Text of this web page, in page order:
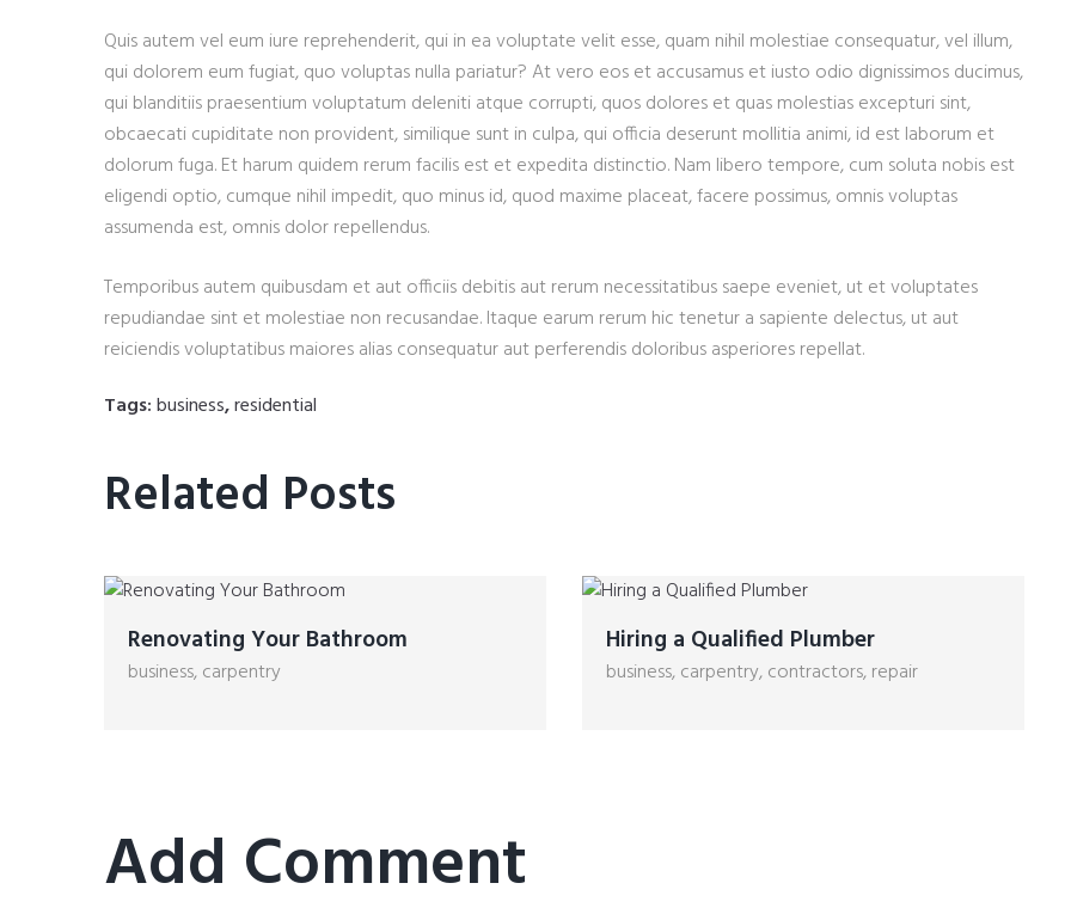
Quis autem vel eum iure reprehenderit, qui in ea voluptate velit esse, quam nihil molestiae consequatur, vel illum,
qui dolorem eum fugiat, quo voluptas nulla pariatur? At vero eos et accusamus et iusto odio dignissimos ducimus,
qui blanditiis praesentium voluptatum deleniti atque corrupti, quos dolores et quas molestias excepturi sint,
obcaecati cupiditate non provident, similique sunt in culpa, qui officia deserunt mollitia animi, id est laborum et
dolorum fuga. Et harum quidem rerum facilis est et expedita distinctio. Nam libero tempore, cum soluta nobis est
eligendi optio, cumque nihil impedit, quo minus id, quod maxime placeat, facere possimus, omnis voluptas
assumenda est, omnis dolor repellendus.
Temporibus autem quibusdam et aut officiis debitis aut rerum necessitatibus saepe eveniet, ut et voluptates
repudiandae sint et molestiae non recusandae. Itaque earum rerum hic tenetur a sapiente delectus, ut aut
reiciendis voluptatibus maiores alias consequatur aut perferendis doloribus asperiores repellat.
Tags:business,residential
Related Posts
Renovating Your Bathroom
business,carpentry
Hiring a Qualified Plumber
business,carpentry,contractors,repair
Add Comment